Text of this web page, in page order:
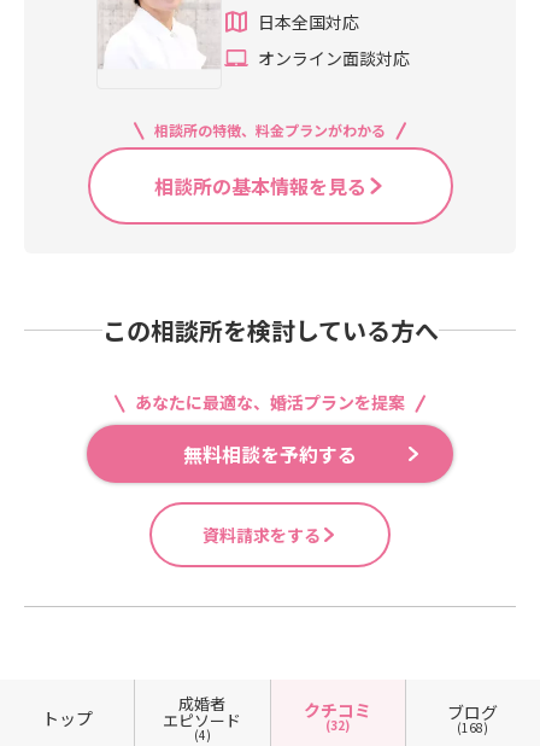
日本全国対応
オンライン面談対応
相談所の特徴、料金プランがわかる
相談所の基本情報を見る
この相談所を検討している方へ
あなたに最適な、婚活プランを提案
無料相談を予約する
資料請求をする
トップ
成婚者
エピソード
(4)
クチコミ
(32)
ブログ
(168)